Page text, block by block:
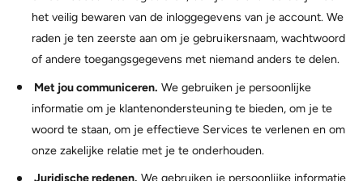
het veilig bewaren van de inloggegevens van je account. We
raden je ten zeerste aan om je gebruikersnaam, wachtwoord
of andere toegangsgegevens met niemand anders te delen.
Met jou communiceren. We gebruiken je persoonlijke
informatie om je klantenondersteuning te bieden, om je te
woord te staan, om je effectieve Services te verlenen en om
onze zakelijke relatie met je te onderhouden.
Juridische redenen. We gebruiken je persoonlijke informatie